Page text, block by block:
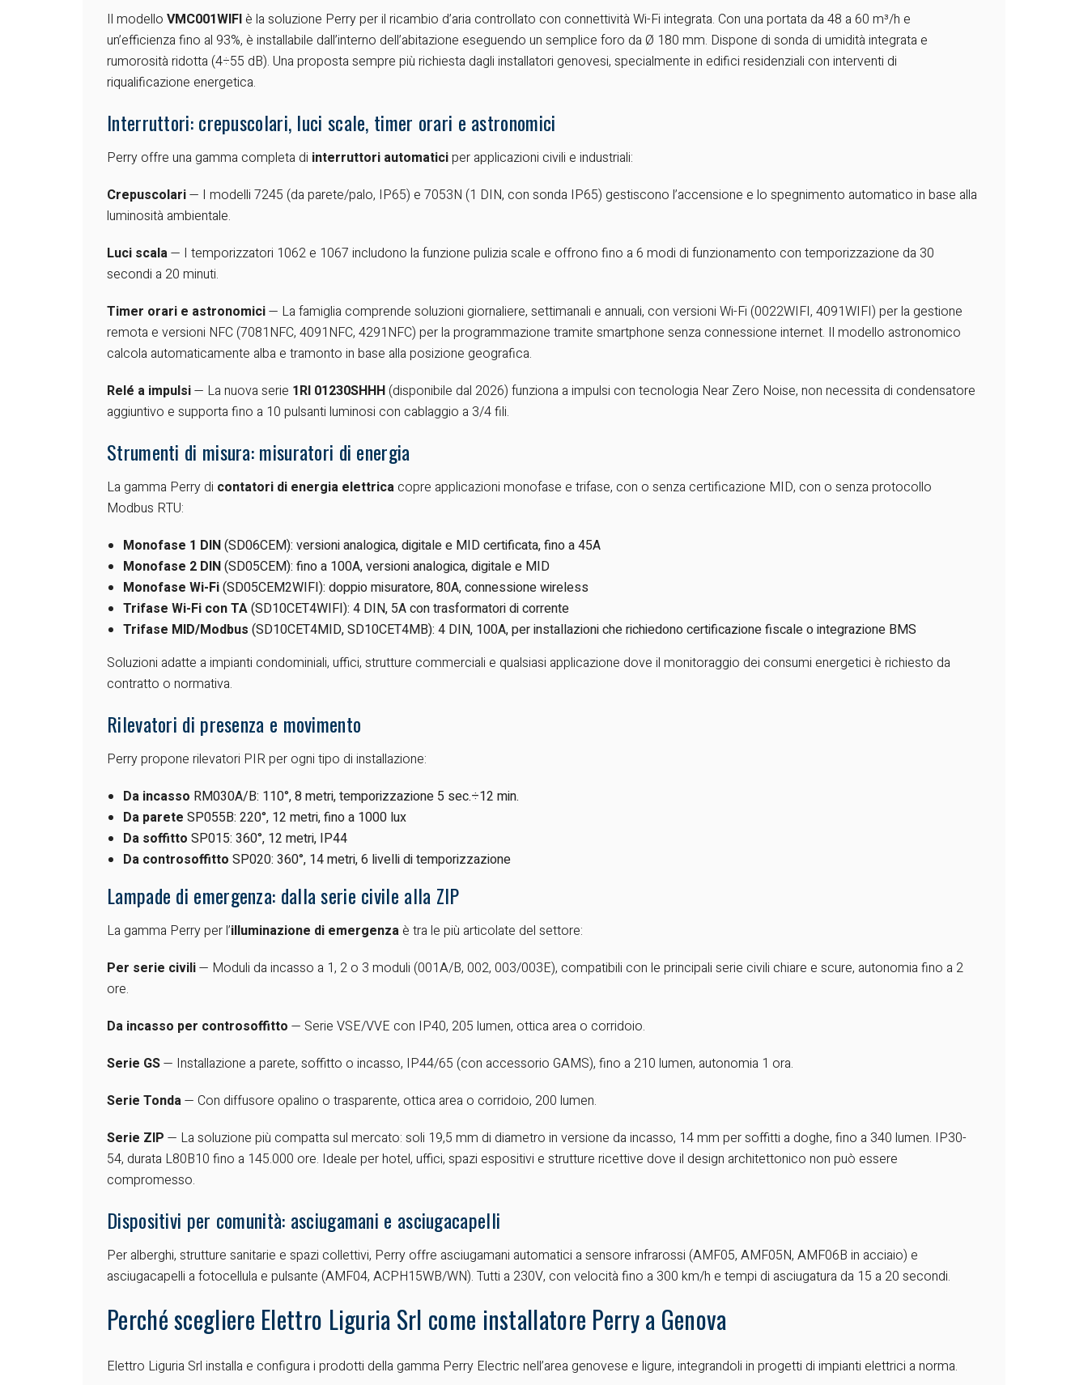
Il modello VMC001WIFIè la soluzione Perry per il ricambio d’aria controllato con connettività Wi-Fi integrata. Con una portata da 48 a 60 m³/h e
un’efficienza fino al 93%, è installabile dall’interno dell’abitazione eseguendo un semplice foro da Ø 180 mm. Dispone di sonda di umidità integrata e
rumorosità ridotta (4÷55 dB). Una proposta sempre più richiesta dagli installatori genovesi, specialmente in edifici residenziali con interventi di
riqualificazione energetica.
Interruttori: crepuscolari, luci scale, timer orari e astronomici
Perry offre una gamma completa di interruttori automaticiper applicazioni civili e industriali:
Crepuscolari— I modelli 7245 (da parete/palo, IP65) e 7053N (1 DIN, con sonda IP65) gestiscono l’accensione e lo spegnimento automatico in base alla
luminosità ambientale.
Luci scala— I temporizzatori 1062 e 1067 includono la funzione pulizia scale e offrono fino a 6 modi di funzionamento con temporizzazione da 30
secondi a 20 minuti.
Timer orari e astronomici— La famiglia comprende soluzioni giornaliere, settimanali e annuali, con versioni Wi-Fi (0022WIFI, 4091WIFI) per la gestione
remota e versioni NFC (7081NFC, 4091NFC, 4291NFC) per la programmazione tramite smartphone senza connessione internet. Il modello astronomico
calcola automaticamente alba e tramonto in base alla posizione geografica.
Relé a impulsi— La nuova serie 1RI 01230SHHH(disponibile dal 2026) funziona a impulsi con tecnologia Near Zero Noise, non necessita di condensatore
aggiuntivo e supporta fino a 10 pulsanti luminosi con cablaggio a 3/4 fili.
Strumenti di misura: misuratori di energia
La gamma Perry di contatori di energia elettricacopre applicazioni monofase e trifase, con o senza certificazione MID, con o senza protocollo
Modbus RTU:
Monofase 1 DIN(SD06CEM): versioni analogica, digitale e MID certificata, fino a 45A
Monofase 2 DIN(SD05CEM): fino a 100A, versioni analogica, digitale e MID
Monofase Wi-Fi(SD05CEM2WIFI): doppio misuratore, 80A, connessione wireless
Trifase Wi-Fi con TA(SD10CET4WIFI): 4 DIN, 5A con trasformatori di corrente
Trifase MID/Modbus (SD10CET4MID, SD10CET4MB): 4 DIN, 100A, per installazioni che richiedono certificazione fiscale o integrazione BMS
Soluzioni adatte a impianti condominiali, uffici, strutture commerciali e qualsiasi applicazione dove il monitoraggio dei consumi energetici è richiesto da
contratto o normativa.
Rilevatori di presenza e movimento
Perry propone rilevatori PIR per ogni tipo di installazione:
Da incasso RM030A/B: 110°, 8 metri, temporizzazione 5 sec.÷12 min.
Da parete SP055B: 220°, 12 metri, fino a 1000 lux
Da soffitto SP015: 360°, 12 metri, IP44
Da controsoffitto SP020: 360°, 14 metri, 6 livelli di temporizzazione
Lampade di emergenza: dalla serie civile alla ZIP
La gamma Perry per l’illuminazione di emergenzaè tra le più articolate del settore:
Per serie civili— Moduli da incasso a 1, 2 o 3 moduli (001A/B, 002, 003/003E), compatibili con le principali serie civili chiare e scure, autonomia fino a 2
ore.
Da incasso per controsoffitto — Serie VSE/VVE con IP40, 205 lumen, ottica area o corridoio.
Serie GS— Installazione a parete, soffitto o incasso, IP44/65 (con accessorio GAMS), fino a 210 lumen, autonomia 1 ora.
Serie Tonda— Con diffusore opalino o trasparente, ottica area o corridoio, 200 lumen.
Serie ZIP — La soluzione più compatta sul mercato: soli 19,5 mm di diametro in versione da incasso, 14 mm per soffitti a doghe, fino a 340 lumen. IP30-
54, durata L80B10 fino a 145.000 ore. Ideale per hotel, uffici, spazi espositivi e strutture ricettive dove il design architettonico non può essere
compromesso.
Dispositivi per comunità: asciugamani e asciugacapelli
Per alberghi, strutture sanitarie e spazi collettivi, Perry offre asciugamani automatici a sensore infrarossi (AMF05, AMF05N, AMF06B in acciaio) e
asciugacapelli a fotocellula e pulsante (AMF04, ACPH15WB/WN). Tutti a 230V, con velocità fino a 300 km/h e tempi di asciugatura da 15 a 20 secondi.
Perché scegliere Elettro Liguria Srl come installatore Perry a Genova
Elettro Liguria Srl installa e configura i prodotti della gamma Perry Electric nell’area genovese e ligure, integrandoli in progetti di impianti elettrici a norma.